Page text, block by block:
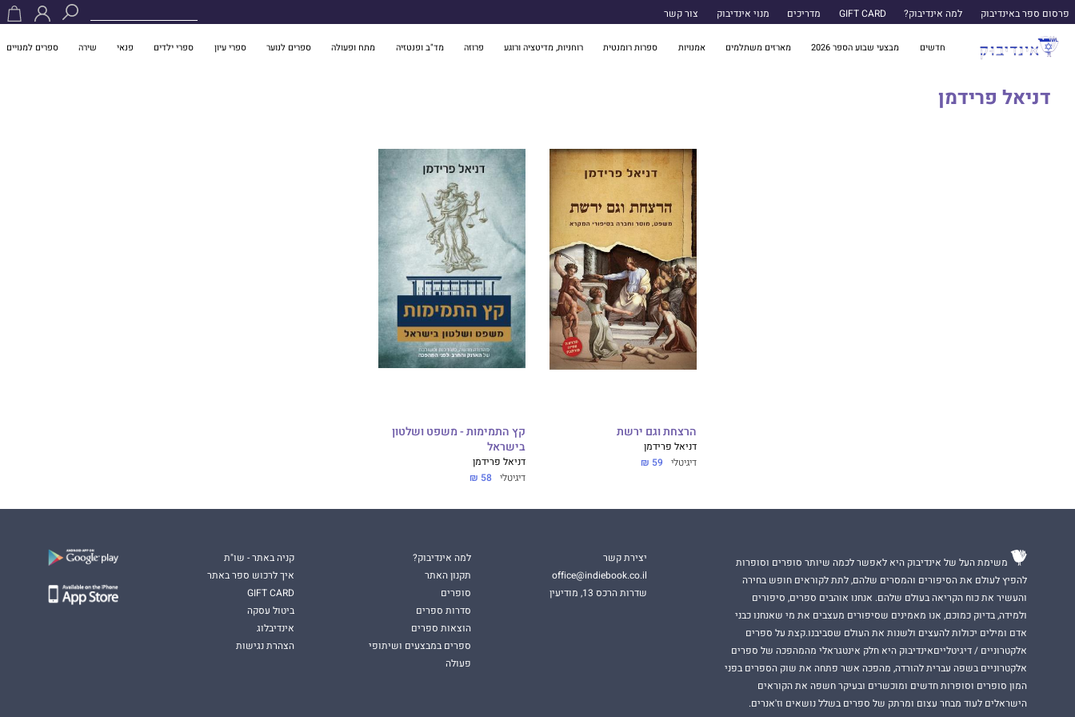
פרסום ספר באינדיבוק למה אינדיבוק? GIFT CARD מדריכים מנוי אינדיבוק צור קשר
חדשים מבצעי שבוע הספר 2026 מארזים משתלמים אמנויות ספרות רומנטית רוחניות, מדיטציה ורוגע פרוזה מד"ב ופנטזיה מתח ופעולה ספרים לנוער ספרי עיון ספרי ילדים פנאי שירה ספרים למנויים
דניאל פרידמן
הרצחת וגם ירשת
דניאל פרידמן
דיגיטלי 59 ₪
קץ התמימות - משפט ושלטון
בישראל
דניאל פרידמן
דיגיטלי 58 ₪
משימת העל של אינדיבוק היא לאפשר לכמה שיותר סופרים וסופרות
להפיץ לעולם את הסיפורים והמסרים שלהם, לתת לקוראים חופש בחירה
והעשיר את כוח הקריאה בעולם שלהם. אנחנו אוהבים ספרים, סיפורים
ולמידה, בדיוק כמוכם, אנו מאמינים שסיפורים מעצבים את מי שאנחנו כבני
אדם ומילים יכולות להעצים ולשנות את העולם שסביבנו.קצת על ספרים
אלקטרוניים / דיגיטלייםאינדיבוק היא חלק אינטגראלי מהמהפכה של ספרים
אלקטרוניים בשפה עברית להורדה, מהפכה אשר פתחה את שוק הספרים בפני
המון סופרים וסופרות חדשים ומוכשרים ובעיקר חשפה את הקוראים
הישראלים לעוד מבחר עצום ומרתק של ספרים בשלל נושאים וז'אנרים.
יצירת קשר
office@indiebook.co.il
שדרות הרכס 13, מודיעין
למה אינדיבוק?
תקנון האתר
סופרים
סדרות ספרים
הוצאות ספרים
ספרים במבצעים ושיתופי
פעולה
קניה באתר - שו"ת
איך לרכוש ספר באתר
GIFT CARD
ביטול עסקה
אינדיבלוג
הצהרת נגישות